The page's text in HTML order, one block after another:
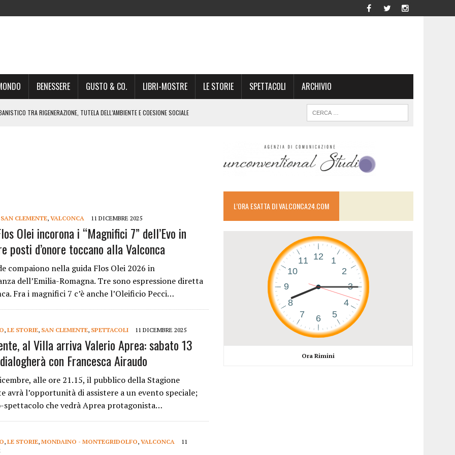
BENESSERE GUSTO & CO. LIBRI-MOSTRE LE STORIE SPETTACOLI ARCHIVIO
TRA RIGENERAZIONE, TUTELA DELL’AMBIENTE E COESIONE SOCIALE
GIONCHETTI SOMMELIER DEL CALABRESE “QAFIZ”
IL RITORNO. L’OPERA DI KIROLES BOSHRA È VITA VERA
PARTE DI STAGIONE TEATRALE CON CLAUDIO MORICI SABATO 20
GIACOMO MATTEOTTI: “VITTIMA DELLA FURIA FASCISTA”
VINCONO MARZIALI, BURESTA, BARTOLINI, BIGUCCI, TASINI
IN REGIONE: TRE POSTI D’ONORE TOCCANO ALLA VALCONCA
RIUSCÌ A COMPORRE TANTE OPERE COSÌ VOLUMINOSE
DELL’ITALIAN PET FRIENDLY GALÀ IDEATO DA MARCO BONINI
STELLA DEL PREMIO GUIDA CHEF DI PIZZA: “UN GRANDE ONORE”
SAN CLEMENTE, VALCONCA 11 DICEMBRE 2025
Olei incorona i “Magnifici 7” dell’Evo in
posti d’onore toccano alla Valconca
compaiono nella guida Flos Olei 2026 in
dell’Emilia-Romagna. Tre sono espressione diretta
Fra i magnifici 7 c’è anche l’Oleificio Pecci…
, LE STORIE, SAN CLEMENTE, SPETTACOLI 11 DICEMBRE 2025
al Villa arriva Valerio Aprea: sabato 13
con Francesca Airaudo
alle ore 21.15, il pubblico della Stagione
avrà l’opportunità di assistere a un evento speciale;
che vedrà Aprea protagonista…
, LE STORIE, MONDAINO - MONTEGRIDOLFO, VALCONCA
11
L’ORA ESATTA DI VALCONCA24.COM
Ora Rimini